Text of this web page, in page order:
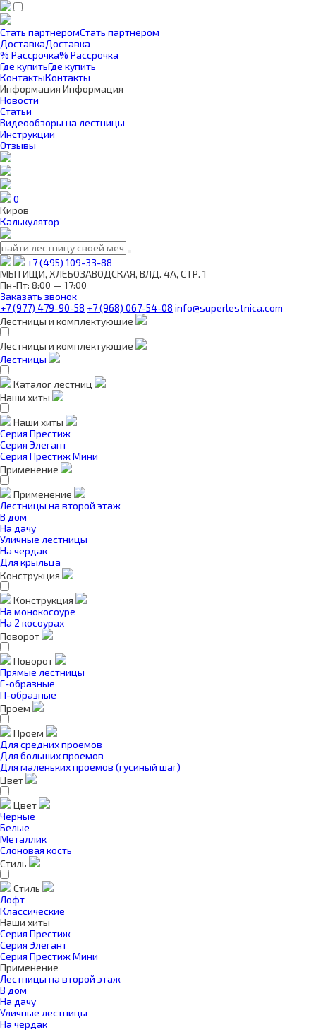
Стать партнеромСтать партнером
ДоставкаДоставка
% Рассрочка% Рассрочка
Где купитьГде купить
КонтактыКонтакты
Информация Информация
Новости
Статьи
Видеообзоры на лестницы
Инструкции
Отзывы
0
Киров
Калькулятор
+7 (495) 109-33-88
МЫТИЩИ, ХЛЕБОЗАВОДСКАЯ, ВЛД. 4А, СТР. 1
Пн-Пт: 8:00 — 17:00
Заказать звонок
+7 (977) 479-90-58 +7 (968) 067-54-08 info@superlestnica.com
Лестницы и комплектующие
Лестницы и комплектующие
Лестницы
Каталог лестниц
Наши хиты
Наши хиты
Серия Престиж
Серия Элегант
Серия Престиж Мини
Применение
Применение
Лестницы на второй этаж
В дом
На дачу
Уличные лестницы
На чердак
Для крыльца
Конструкция
Конструкция
На монокосоуре
На 2 косоурах
Поворот
Поворот
Прямые лестницы
Г-образные
П-образные
Проем
Проем
Для средних проемов
Для больших проемов
Для маленьких проемов (гусиный шаг)
Цвет
Цвет
Черные
Белые
Металлик
Слоновая кость
Стиль
Стиль
Лофт
Классические
Наши хиты
Серия Престиж
Серия Элегант
Серия Престиж Мини
Применение
Лестницы на второй этаж
В дом
На дачу
Уличные лестницы
На чердак